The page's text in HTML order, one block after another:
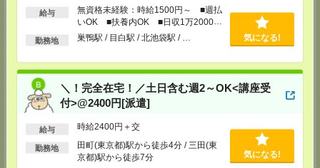
給与
無資格未経験：時給1500円～ ■週払
いOK ■扶養内OK ■日収1万2000円
以上
勤務地 巣鴨駅 / 目白駅 / 北池袋駅 / … 気になる!
＼！完全在宅！／土日含む週2～OK<講座受
付>@2400円[派遣]
給与 時給2400円＋交
勤務地
田町(東京都)駅から徒歩4分 / 三田(東
京都)駅から徒歩7分
気になる!
神戸営業所
兵庫県神戸市中央区東川崎町1丁目3番3号 神戸ハーバーランドセンタービ
TEL：0120-995-984
FAX：0120-709-785
担当：採用担当
広島営業所
広島県広島市中区紙屋町2丁目1番地22号 広島興銀ビル11階
TEL：0120-709-707
FAX：0120-934-504